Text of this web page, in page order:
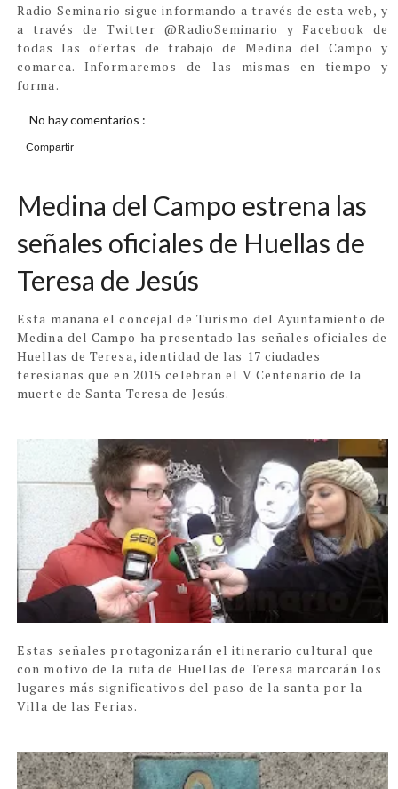
Radio Seminario sigue informando a través de esta web, y
a través de Twitter @RadioSeminario y Facebook de
todas las ofertas de trabajo de Medina del Campo y
comarca. Informaremos de las mismas en tiempo y
forma.
No hay comentarios :
Compartir
Medina del Campo estrena las
señales oficiales de Huellas de
Teresa de Jesús
Esta mañana el concejal de Turismo del Ayuntamiento de
Medina del Campo ha presentado las señales oficiales de
Huellas de Teresa, identidad de las 17 ciudades
teresianas que en 2015 celebran el V Centenario de la
muerte de Santa Teresa de Jesús.
Estas señales protagonizarán el itinerario cultural que
con motivo de la ruta de Huellas de Teresa marcarán los
lugares más significativos del paso de la santa por la
Villa de las Ferias.